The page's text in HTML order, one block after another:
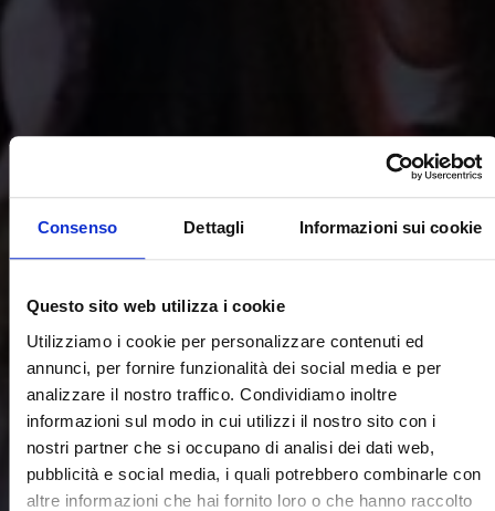
Consenso Dettagli Informazioni sui cookie
Questo sito web utilizza i cookie
Utilizziamo i cookie per personalizzare contenuti ed
annunci, per fornire funzionalità dei social media e per
analizzare il nostro traffico. Condividiamo inoltre
informazioni sul modo in cui utilizzi il nostro sito con i
nostri partner che si occupano di analisi dei dati web,
pubblicità e social media, i quali potrebbero combinarle con
altre informazioni che hai fornito loro o che hanno raccolto